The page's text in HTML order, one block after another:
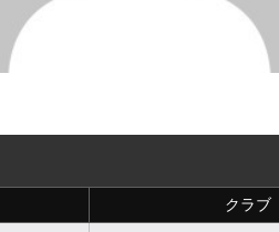
クラブ